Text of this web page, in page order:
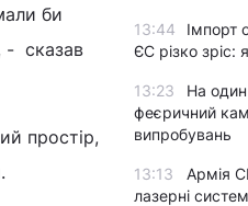
би
- сказав
простір,
13:44
Імпорт
ЄС різко зріс:
13:23
На
феєричний
випробувань
13:13
Армія
лазерні